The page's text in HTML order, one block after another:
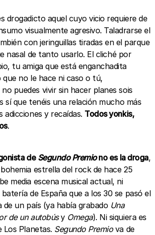
drogadicto aquel cuyo vicio requiere de
visualmente agresivo. Taladrarse el
con jeringuillas tiradas en el parque
nasal de tanto usarlo. El cliché por
tu amiga que está enganchadita
que no le hace ni caso o tú,
puedes vivir sin hacer planes sois
sí que tenéis una relación mucho más
adicciones y recaídas. Todos yonkis,
.
de Segundo Premiono es la droga,
estrella del rock de hace 25
media escena musical actual, ni
de España que a los 30 se pasó el
de un país (ya había grabado Una
de un autobúsy Omega). Ni siquiera es
Los Planetas. Segundo Premiova de